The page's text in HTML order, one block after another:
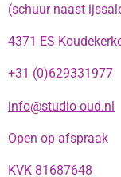
(schuur naast
4371 ES
+31 (0)629331977
info@studio-oud.nl
Open op afspraak
KVK 81687648